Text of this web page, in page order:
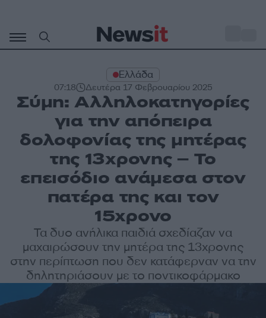
περιεχόμενο
Ελλάδα
07:18 Δευτέρα 17 Φεβρουαρίου 2025
Σύμη: Αλληλοκατηγορίες
για την απόπειρα
δολοφονίας της μητέρας
της 13χρονης – Το
επεισόδιο ανάμεσα στον
πατέρα της και τον
15χρονο
Τα δυο ανήλικα παιδιά σχεδίαζαν να
μαχαιρώσουν την μητέρα της 13χρονης
στην περίπτωση που δεν κατάφερναν να την
δηλητηριάσουν με το ποντικοφάρμακο